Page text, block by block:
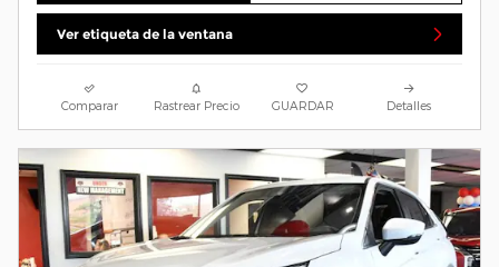
Ver etiqueta de la ventana
Comparar Rastrear Precio GUARDAR Detalles